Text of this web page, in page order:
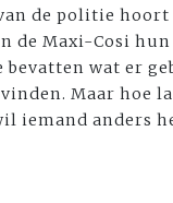
de politie
de Maxi-Cosi
wat er
Maar hoe
iemand anders